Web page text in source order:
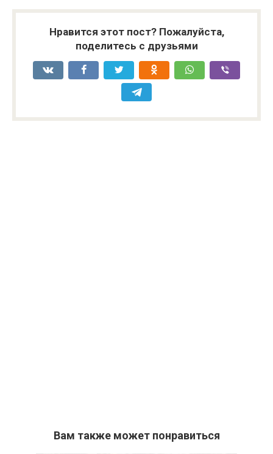
Нравится этот пост? Пожалуйста,
поделитесь с друзьями
Вам также может понравиться